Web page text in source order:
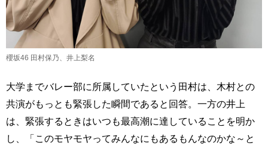
櫻坂46 田村保乃、井上梨名
大学までバレー部に所属していたという田村は、木村との
共演がもっとも緊張した瞬間であると回答。一方の井上
は、緊張するときはいつも最高潮に達していることを明か
し、「このモヤモヤってみんなにもあるもんなのかな～と